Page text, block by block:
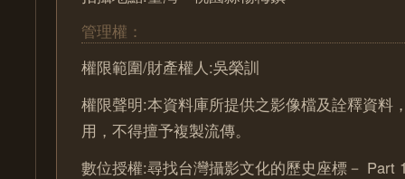
管理權：
權限範圍/財產權人:吳榮訓
權限聲明:本資料庫所提供之影像檔及詮釋資料
用，不得擅予複製流傳。
數位授權:尋找台灣攝影文化的歷史座標－ Part